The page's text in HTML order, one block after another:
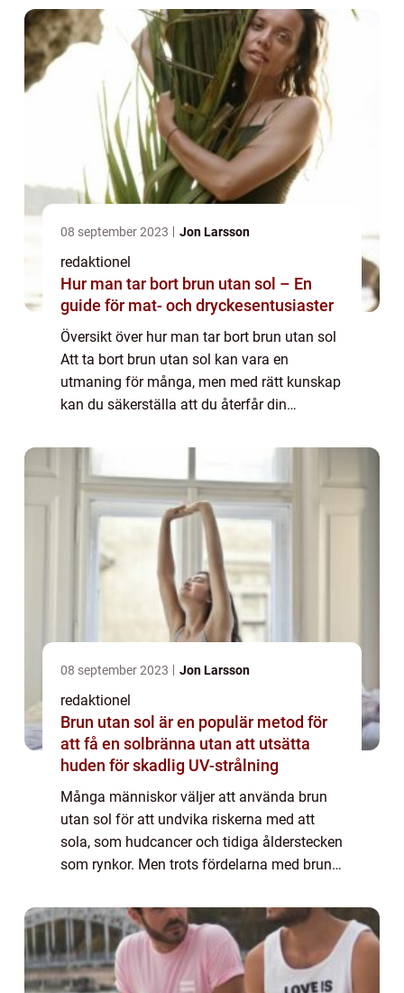
avlägsna eller minska ...
08 september 2023 Jon Larsson
redaktionel
Hur man tar bort brun utan sol – En
guide för mat- och dryckesentusiaster
Översikt över hur man tar bort brun utan sol
Att ta bort brun utan sol kan vara en
utmaning för många, men med rätt kunskap
kan du säkerställa att du återfår din
olycklig applicering eller bara är redo att gå
08 september 2023 Jon Larsson
redaktionel
Brun utan sol är en populär metod för
att få en solbränna utan att utsätta
huden för skadlig UV-strålning
Många människor väljer att använda brun
utan sol för att undvika riskerna med att
sola, som hudcancer och tidiga ålderstecken
som rynkor. Men trots fördelarna med brun
av finnar i ansiktet. I denna artikel...